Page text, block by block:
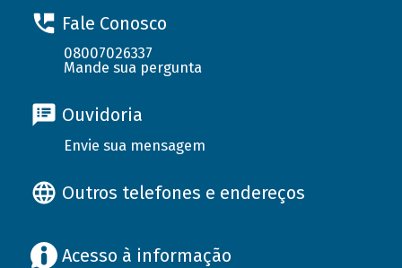
Fale Conosco
08007026337
Mande sua pergunta
Ouvidoria
Envie sua mensagem
Outros telefones e endereços
Acesso à informação